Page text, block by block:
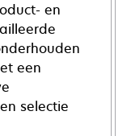
en
een
selectie